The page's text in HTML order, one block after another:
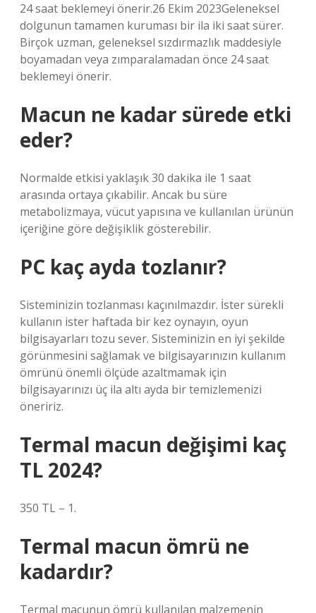
24 saat beklemeyi önerir.26 Ekim 2023Geleneksel
dolgunun tamamen kuruması bir ila iki saat sürer.
Birçok uzman, geleneksel sızdırmazlık maddesiyle
boyamadan veya zımparalamadan önce 24 saat
beklemeyi önerir.
Macun ne kadar sürede etki
eder?
Normalde etkisi yaklaşık 30 dakika ile 1 saat
arasında ortaya çıkabilir. Ancak bu süre
metabolizmaya, vücut yapısına ve kullanılan ürünün
içeriğine göre değişiklik gösterebilir.
PC kaç ayda tozlanır?
Sisteminizin tozlanması kaçınılmazdır. İster sürekli
kullanın ister haftada bir kez oynayın, oyun
bilgisayarları tozu sever. Sisteminizin en iyi şekilde
görünmesini sağlamak ve bilgisayarınızın kullanım
ömrünü önemli ölçüde azaltmamak için
bilgisayarınızı üç ila altı ayda bir temizlemenizi
öneririz.
Termal macun değişimi kaç
TL 2024?
350 TL – 1.
Termal macun ömrü ne
kadardır?
Termal macunun ömrü kullanılan malzemenin